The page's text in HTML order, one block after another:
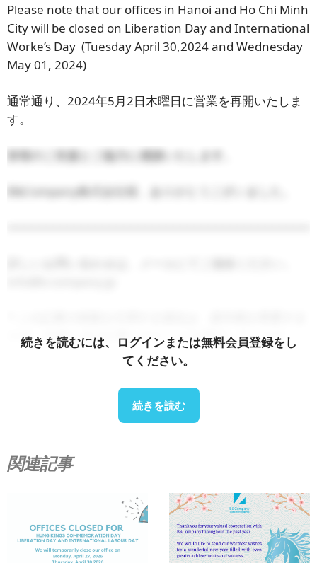
Please note that our offices in Hanoi and Ho Chi Minh
City will be closed on Liberation Day and International
Worke’s Day (Tuesday April 30,2024 and Wednesday
May 01, 2024)
通常通り、2024年5月2日木曜日に営業を再開いたしま
す。
皆様のご支援とご協力に感謝いたします。
B&Company株式会社様、ありがとうございました。
ため、出典と元の記事へのリンクを明記してくださ
2008年よりベトナムで市場調査を専門とする初の日本
提供しています。さらに、ベトナム国内の90万社以上
企業の探索や市場分析にご活用いただけるようになり
ご不明な点がございましたら、お気軽にお問い合わせ
続きを読むには、ログインまたは無料会員登録をし
てください。
続きを読む
関連記事